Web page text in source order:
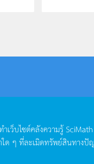
ำเว็บไซต์คลังความรู้SciMath
ด ๆ ที่ละเมิดทรัพย์สินทางปั